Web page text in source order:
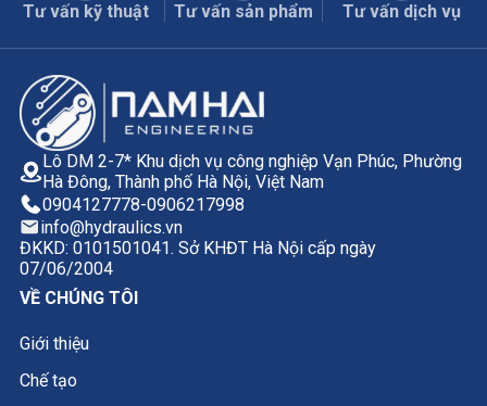
Tư vấn kỹ thuật Tư vấn sản phẩm Tư vấn dịch vụ
Lô DM 2-7* Khu dịch vụ công nghiệp Vạn Phúc, Phường
Hà Đông, Thành phố Hà Nội, Việt Nam
0904127778-0906217998
info@hydraulics.vn
ĐKKD: 0101501041. Sở KHĐT Hà Nội cấp ngày
07/06/2004
VỀ CHÚNG TÔI
Giới thiệu
Chế tạo